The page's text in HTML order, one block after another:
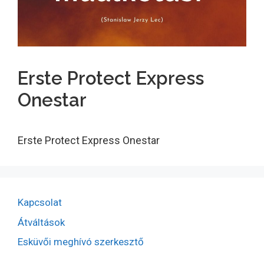
Erste Protect Express
Onestar
Erste Protect Express Onestar
Kapcsolat
Átváltások
Esküvői meghívó szerkesztő